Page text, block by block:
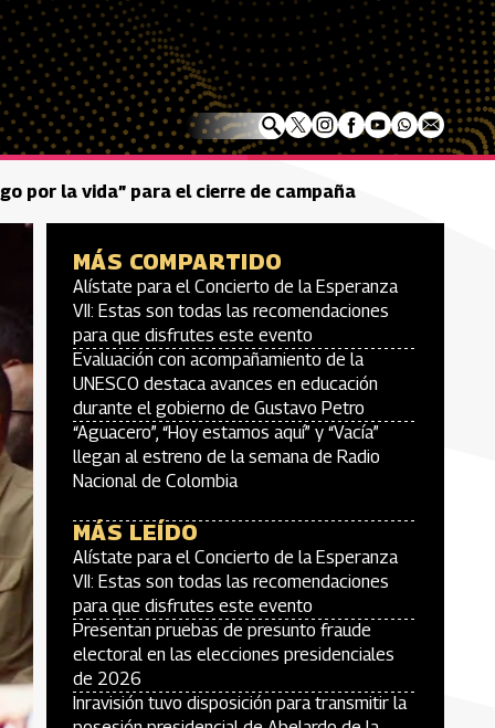
por la vida” para el cierre de campaña
MÁS COMPARTIDO
Alístate para el Concierto de la Esperanza
VII: Estas son todas las recomendaciones
para que disfrutes este evento
Evaluación con acompañamiento de la
UNESCO destaca avances en educación
durante el gobierno de Gustavo Petro
“Aguacero”, “Hoy estamos aquí” y “Vacía”
llegan al estreno de la semana de Radio
Nacional de Colombia
MÁS LEÍDO
Alístate para el Concierto de la Esperanza
VII: Estas son todas las recomendaciones
para que disfrutes este evento
Presentan pruebas de presunto fraude
electoral en las elecciones presidenciales
de 2026
Inravisión tuvo disposición para transmitir la